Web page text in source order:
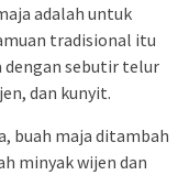
adalah untuk
tradisional itu
dengan sebutir telur
dan kunyit.
buah maja ditambah
minyak wijen dan